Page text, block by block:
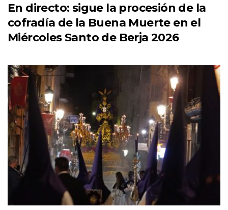
En directo: sigue la procesión de la
cofradía de la Buena Muerte en el
Miércoles Santo de Berja 2026